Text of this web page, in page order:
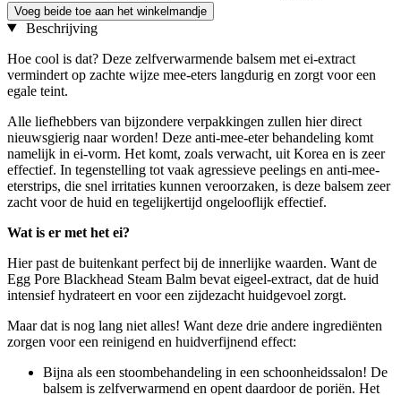
Voeg beide toe aan het winkelmandje
Beschrijving
Hoe cool is dat? Deze zelfverwarmende balsem met ei-extract
vermindert op zachte wijze mee-eters langdurig en zorgt voor een
egale teint.
Alle liefhebbers van bijzondere verpakkingen zullen hier direct
nieuwsgierig naar worden! Deze anti-mee-eter behandeling komt
namelijk in ei-vorm. Het komt, zoals verwacht, uit Korea en is zeer
effectief. In tegenstelling tot vaak agressieve peelings en anti-mee-
eterstrips, die snel irritaties kunnen veroorzaken, is deze balsem zeer
zacht voor de huid en tegelijkertijd ongelooflijk effectief.
Wat is er met het ei?
Hier past de buitenkant perfect bij de innerlijke waarden. Want de
Egg Pore Blackhead Steam Balm bevat eigeel-extract, dat de huid
intensief hydrateert en voor een zijdezacht huidgevoel zorgt.
Maar dat is nog lang niet alles! Want deze drie andere ingrediënten
zorgen voor een reinigend en huidverfijnend effect:
Bijna als een stoombehandeling in een schoonheidssalon! De
balsem is zelfverwarmend en opent daardoor de poriën. Het